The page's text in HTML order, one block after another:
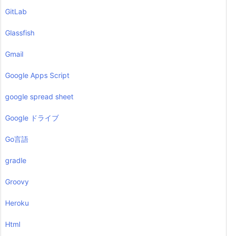
GitLab
Glassfish
Gmail
Google Apps Script
google spread sheet
Google ドライブ
Go言語
gradle
Groovy
Heroku
Html